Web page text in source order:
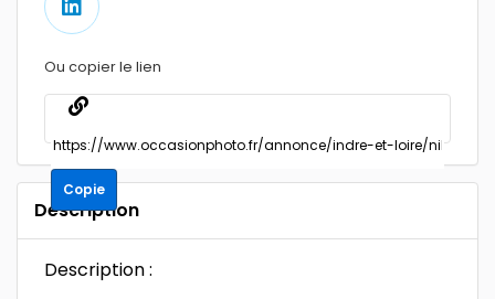
Ou copier le lien
Copie
Description
Description :